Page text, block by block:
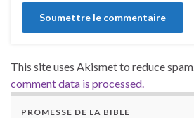
This site uses Akismet to reduce spam.
comment data is processed.
PROMESSE DE LA BIBLE